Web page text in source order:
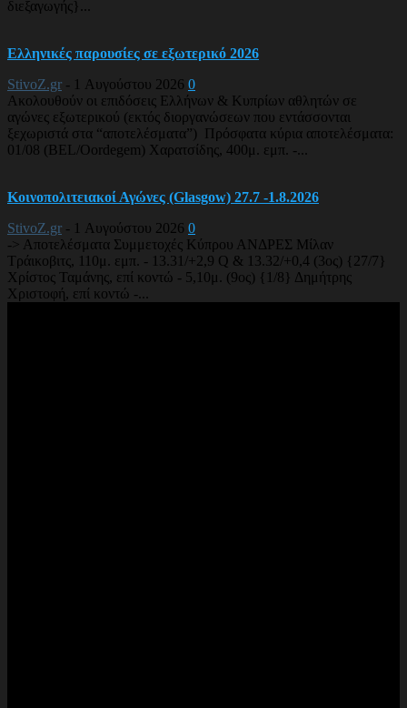
διεξαγωγής}...
Ελληνικές παρουσίες σε εξωτερικό 2026
StivoZ.gr - 1 Αυγούστου 2026 0
Ακολουθούν οι επιδόσεις Ελλήνων & Κυπρίων αθλητών σε
αγώνες εξωτερικού (εκτός διοργανώσεων που εντάσσονται
ξεχωριστά στα “αποτελέσματα”) Πρόσφατα κύρια αποτελέσματα:
01/08 (BEL/Oordegem) Χαρατσίδης, 400μ. εμπ. -...
Κοινοπολιτειακοί Αγώνες (Glasgow) 27.7 -1.8.2026
StivoZ.gr - 1 Αυγούστου 2026 0
-> Αποτελέσματα Συμμετοχές Κύπρου ΑΝΔΡΕΣ Μίλαν
Τράικοβιτς, 110μ. εμπ. - 13.31/+2,9 Q & 13.32/+0,4 (3ος) {27/7}
Χρίστος Ταμάνης, επί κοντώ - 5,10μ. (9ος) {1/8} Δημήτρης
Χριστοφή, επί κοντώ -...